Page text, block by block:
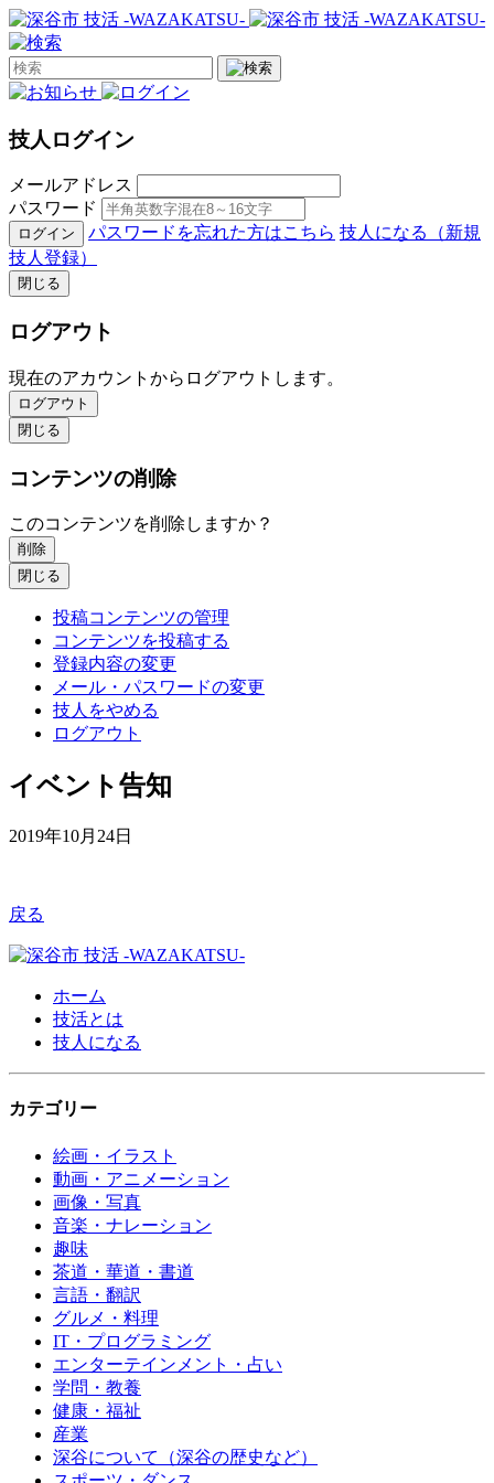
技人ログイン
メールアドレス
パスワード
ログイン パスワードを忘れた方はこちら 技人になる（新規
技人登録）
閉じる
ログアウト
現在のアカウントからログアウトします。
ログアウト
閉じる
コンテンツの削除
このコンテンツを削除しますか？
削除
閉じる
投稿コンテンツの管理
コンテンツを投稿する
登録内容の変更
メール・パスワードの変更
技人をやめる
ログアウト
イベント告知
2019年10月24日
戻る
ホーム
技活とは
技人になる
カテゴリー
絵画・イラスト
動画・アニメーション
画像・写真
音楽・ナレーション
趣味
茶道・華道・書道
言語・翻訳
グルメ・料理
IT・プログラミング
エンターテインメント・占い
学問・教養
健康・福祉
産業
深谷について（深谷の歴史など）